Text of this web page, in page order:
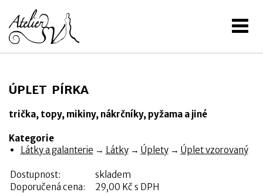
ÚPLET PÍRKA
trička, topy, mikiny, nákrčníky, pyžama a jiné
Kategorie
Látky a galanterie → Látky→ Úplety→ Úplet vzorovaný
Dostupnost:
skladem
Doporučená cena:
29,00 Kč s DPH